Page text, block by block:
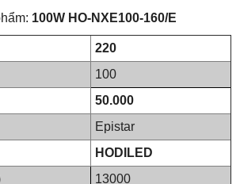
100W HO-NXE100-160/E
220
100
50.000
Epistar
HODILED
13000